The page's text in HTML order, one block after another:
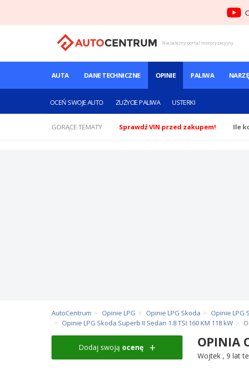
Niezależny portal motoryzacyjny
AUTA DANE TECHNICZNE OPINIE
OCEŃ SWOJE AUTO ZUŻYCIE PALIWA USTERKI
PALIWA
GORĄCE TEMATY Sprawdź VIN przed zakupem! Ile
AutoCentrum Opinie LPG Opinie LPG Skoda Opinie LPG
Opinie LPG Skoda Superb II Sedan 1.8 TSI 160 KM 118 kW
OPINIA
Wojtek , 9 lat
Dodaj swoją ocenę